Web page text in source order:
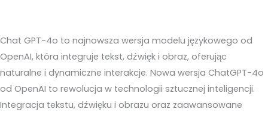
Chat GPT-4o to najnowsza wersja modelu językowego od
OpenAI, która integruje tekst, dźwięk i obraz, oferując
naturalne i dynamiczne interakcje. Nowa wersja ChatGPT-4o
od OpenAI to rewolucja w technologii sztucznej inteligencji.
Integracja tekstu, dźwięku i obrazu oraz zaawansowane